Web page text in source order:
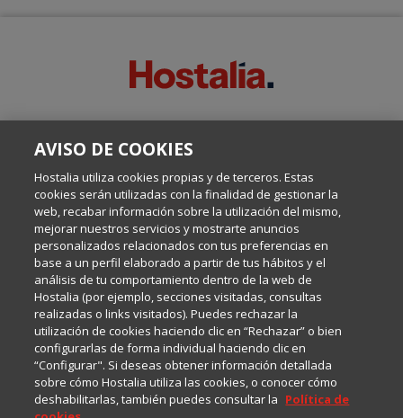
Escrito por el equipo de Comunicación de Hostalia, dirigido por
Internet y Tecnología.
Política de privacidad
Política de cookies
Aviso legal
AVISO DE COOKIES
Hostalia utiliza cookies propias y de terceros. Estas
cookies serán utilizadas con la finalidad de gestionar la
web, recabar información sobre la utilización del mismo,
mejorar nuestros servicios y mostrarte anuncios
personalizados relacionados con tus preferencias en
base a un perfil elaborado a partir de tus hábitos y el
análisis de tu comportamiento dentro de la web de
Hostalia (por ejemplo, secciones visitadas, consultas
realizadas o links visitados). Puedes rechazar la
utilización de cookies haciendo clic en “Rechazar” o bien
configurarlas de forma individual haciendo clic en
“Configurar". Si deseas obtener información detallada
sobre cómo Hostalia utiliza las cookies, o conocer cómo
deshabilitarlas, también puedes consultar la Política de